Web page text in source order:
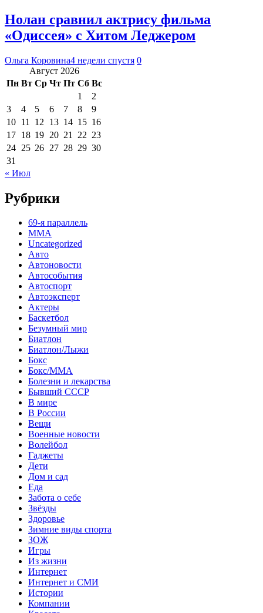
Нолан сравнил актрису фильма
«Одиссея» с Хитом Леджером
Ольга Коровина4 недели спустя 0
Август 2026
Пн Вт Ср Чт Пт Сб Вс
1
2
3
4 5 6 7 8
9
10 11 12 13 14 15 16
17 18 19 20 21 22 23
24 25 26 27 28 29 30
31
« Июл
Рубрики
69-я параллель
MMA
Uncategorized
Авто
Автоновости
Автособытия
Автоспорт
Автоэксперт
Актеры
Баскетбол
Безумный мир
Биатлон
Биатлон/Лыжи
Бокс
Бокс/MMA
Болезни и лекарства
Бывший СССР
В мире
В России
Вещи
Военные новости
Волейбол
Гаджеты
Дети
Дом и сад
Еда
Забота о себе
Звёзды
Здоровье
Зимние виды спорта
ЗОЖ
Игры
Из жизни
Интернет
Интернет и СМИ
Истории
Компании